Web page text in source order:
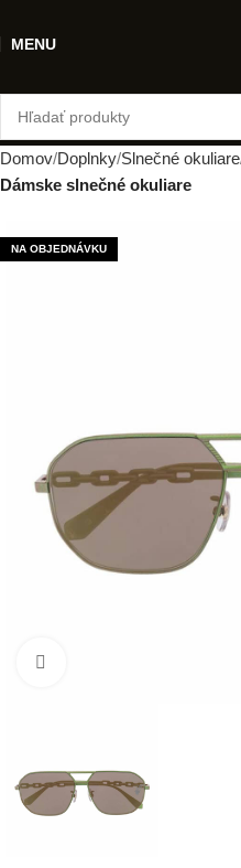
MENU
Domov Doplnky Slnečné okuliare
Dámske slnečné okuliare
NA OBJEDNÁVKU